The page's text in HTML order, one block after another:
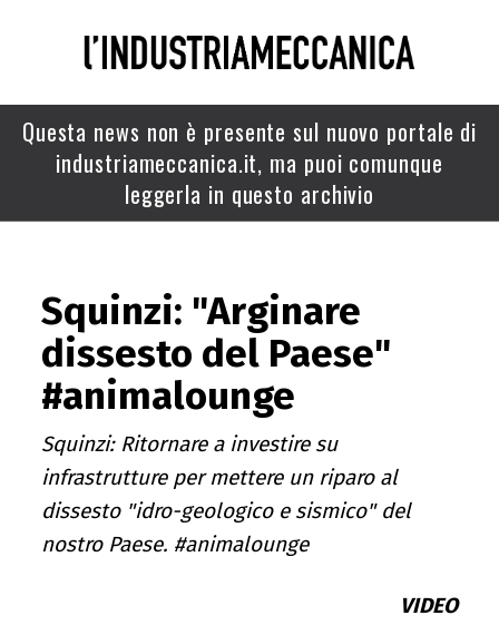
Questa news non è presente sul nuovo portale di
industriameccanica.it, ma puoi comunque
leggerla in questo archivio
Squinzi: "Arginare
dissesto del Paese"
#animalounge
Squinzi: Ritornare a investire su
infrastrutture per mettere un riparo al
dissesto "idro-geologico e sismico" del
nostro Paese. #animalounge
VIDEO